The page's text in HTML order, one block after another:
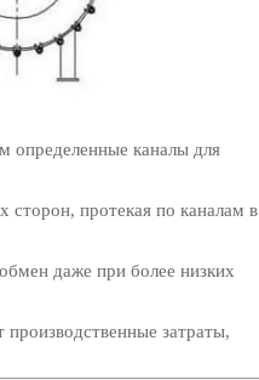
определенные каналы для
протекая по каналам в
даже при более низких
производственные затраты,